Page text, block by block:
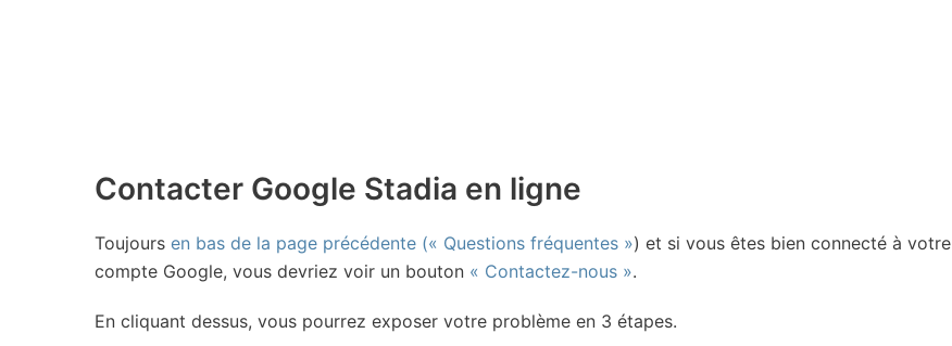
Contacter Google Stadia en ligne
Toujours en bas de la page précédente (« Questions fréquentes ») et si vous êtes bien connecté à votre
compte Google, vous devriez voir un bouton « Contactez-nous ».
En cliquant dessus, vous pourrez exposer votre problème en 3 étapes.